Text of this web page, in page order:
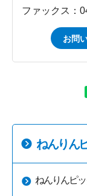
ファックス：
お問
ねんりん
ねんりんピ